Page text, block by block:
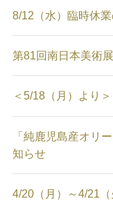
8/12（水）臨時休
第81回南日本美術
＜5/18（月）より
「純鹿児島産オリ
知らせ
4/20（月）～4/21